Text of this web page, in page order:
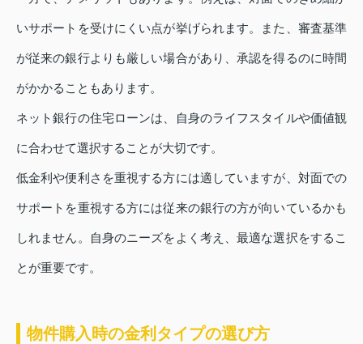
いサポートを受けにくい点が挙げられます。また、審査基準
が従来の銀行よりも厳しい場合があり、承認を得るのに時間
がかかることもあります。
ネット銀行の住宅ローンは、自身のライフスタイルや価値観
に合わせて選択することが大切です。
低金利や便利さを重視する方には適していますが、対面での
サポートを重視する方には従来の銀行の方が向いているかも
しれません。自身のニーズをよく考え、最適な選択をするこ
とが重要です。
物件購入時の金利タイプの選び方